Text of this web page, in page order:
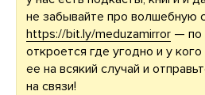
не забывайте про волшебную
https://bit.ly/meduzamirror — по
откроется где угодно и у
ее на всякий случай и
на связи!